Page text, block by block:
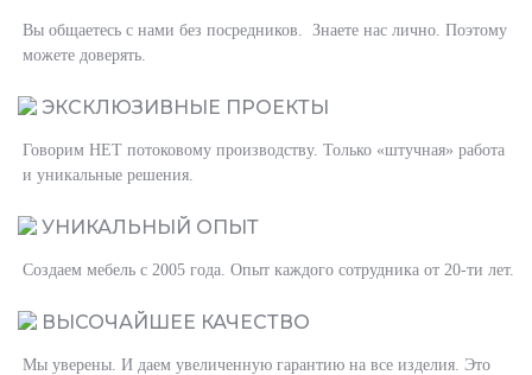
Вы общаетесь с нами без посредников. Знаете нас лично. Поэтому
можете доверять.
ЭКСКЛЮЗИВНЫЕ ПРОЕКТЫ
Говорим НЕТ потоковому производству. Только «штучная» работа
и уникальные решения.
УНИКАЛЬНЫЙ ОПЫТ
Создаем мебель с 2005 года. Опыт каждого сотрудника от 20-ти лет.
ВЫСОЧАЙШЕЕ КАЧЕСТВО
Мы уверены. И даем увеличенную гарантию на все изделия. Это